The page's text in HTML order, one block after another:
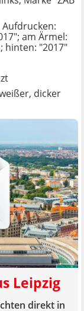
am Ärmel:
hinten: "2017"
dicker
Leipzig
direkt in